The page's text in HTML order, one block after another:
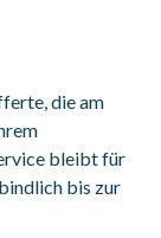
die am
bleibt für
bis zur